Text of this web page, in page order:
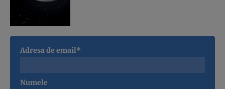
Adresa de email*
Numele